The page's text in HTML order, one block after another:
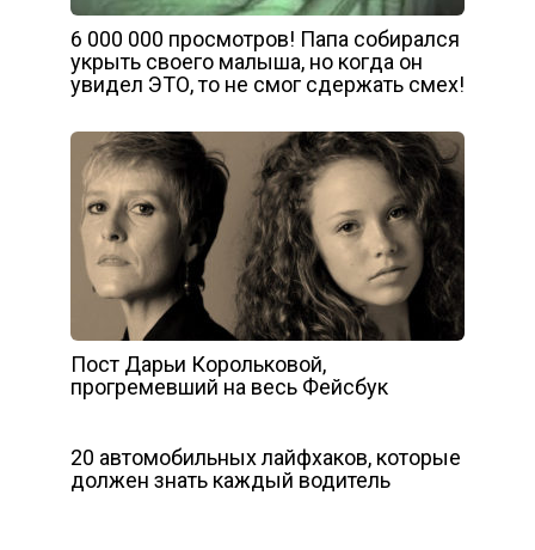
6 000 000 просмотров! Папа собирался
укрыть своего малыша, но когда он
увидел ЭТО, то не смог сдержать смех!
Пост Дарьи Корольковой,
прогремевший на весь Фейсбук
20 автомобильных лайфхаков, которые
должен знать каждый водитель